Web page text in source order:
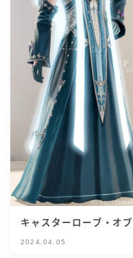
キャスターローブ・オ
2024.04.05